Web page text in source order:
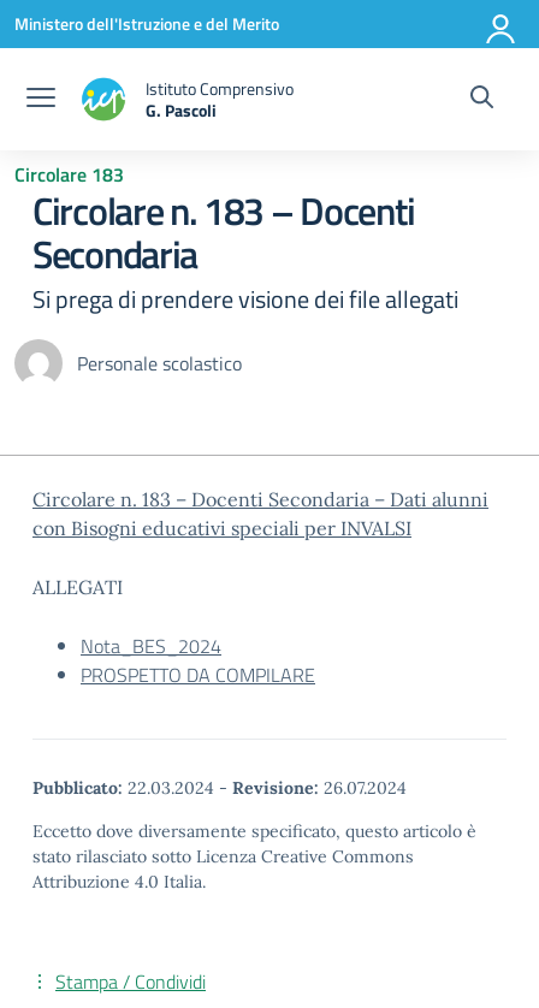
Vai ai contenuti
Vai al menu di navigazione
Vai al footer
Ministero dell'Istruzione e del Merito
Istituto Comprensivo
G. Pascoli
Circolare 183
Circolare n. 183 – Docenti
Secondaria
Si prega di prendere visione dei file allegati
Personale scolastico
Circolare n. 183 – Docenti Secondaria – Dati alunni
con Bisogni educativi speciali per INVALSI
ALLEGATI
Nota_BES_2024
PROSPETTO DA COMPILARE
Pubblicato: 22.03.2024 - Revisione: 26.07.2024
Eccetto dove diversamente specificato, questo articolo è
stato rilasciato sotto Licenza Creative Commons
Attribuzione 4.0 Italia.
Stampa / Condividi